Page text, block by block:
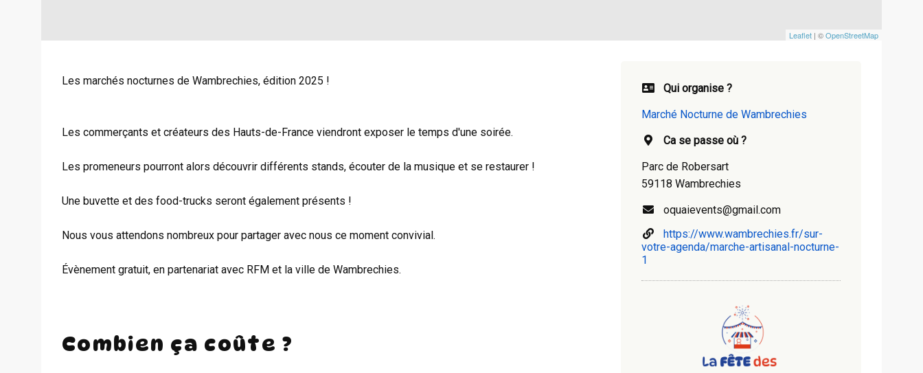
Leaflet | ©OpenStreetMap
Les marchés nocturnes de Wambrechies, édition 2025 !
Les commerçants et créateurs des Hauts-de-France viendront exposer le temps d'une soirée.
Les promeneurs pourront alors découvrir différents stands, écouter de la musique et se restaurer !
Une buvette et des food-trucks seront également présents !
Nous vous attendons nombreux pour partager avec nous ce moment convivial.
Évènement gratuit, en partenariat avec RFM et la ville de Wambrechies.
Combien ça coûte ?
Qui organise ?
Marché Nocturne de Wambrechies
Ca se passe où ?
Parc de Robersart
59118 Wambrechies
oquaievents@gmail.com
https://www.wambrechies.fr/sur-
votre-agenda/marche-artisanal-nocturne-
1